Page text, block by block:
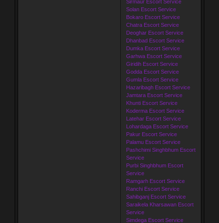
Sirmaur Escort Service
Solan Escort Service
Bokaro Escort Service
Chatra Escort Service
Deoghar Escort Service
Dhanbad Escort Service
Dumka Escort Service
Garhwa Escort Service
Giridih Escort Service
Godda Escort Service
Gumla Escort Service
Hazaribagh Escort Service
Jamtara Escort Service
Khunti Escort Service
Koderma Escort Service
Latehar Escort Service
Lohardaga Escort Service
Pakur Escort Service
Palamu Escort Service
Pashchimi Singhbhum Escort
Service
Purbi Singhbhum Escort
Service
Ramgarh Escort Service
Ranchi Escort Service
Sahibganj Escort Service
Saraikela Kharsawan Escort
Service
Simdega Escort Service